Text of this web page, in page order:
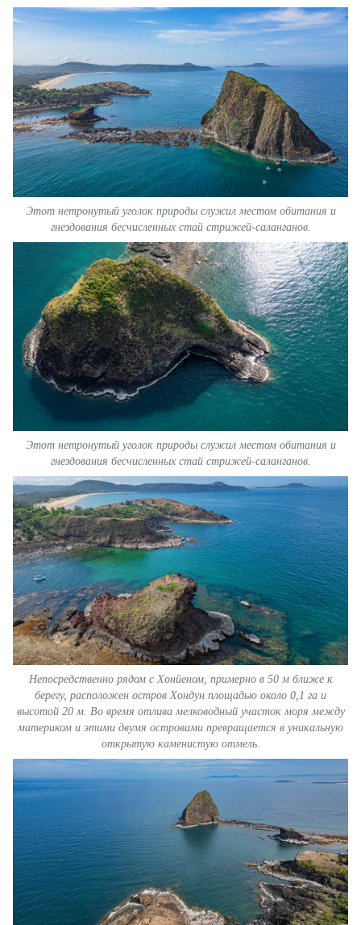
Этот нетронутый уголок природы служил местом обитания и
гнездования бесчисленных стай стрижей-саланганов.
Этот нетронутый уголок природы служил местом обитания и
гнездования бесчисленных стай стрижей-саланганов.
Непосредственно рядом с Хонйеном, примерно в 50 м ближе к
берегу, расположен остров Хондун площадью около 0,1 га и
высотой 20 м. Во время отлива мелководный участок моря между
материком и этими двумя островами превращается в уникальную
открытую каменистую отмель.